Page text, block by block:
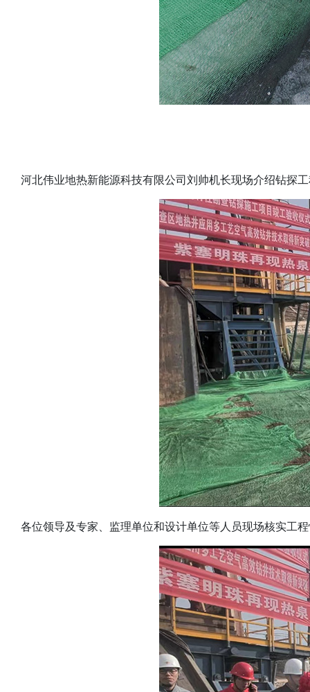
河北伟业地热新能源科技有限公司刘帅机长现场介绍钻探
各位领导及专家、监理单位和设计单位等人员现场核实工